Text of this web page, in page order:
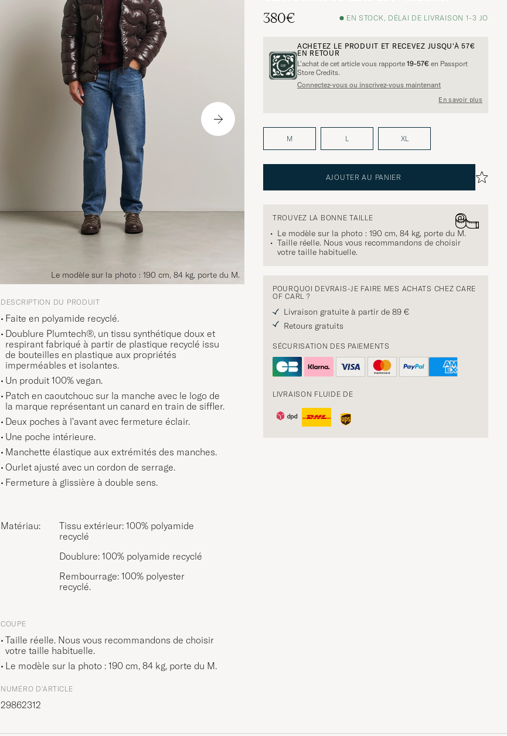
Le modèle sur la photo : 190 cm, 84 kg, porte du M.
380€
EN STOCK, DÉLAI DE LIVRAISON 1-3 JO
ACHETEZ LE PRODUIT ET RECEVEZ JUSQU'À57€
EN RETOUR
L’achat de cet article vous rapporte 19-57€ en Passport
Store Credits.
Connectez-vous ou inscrivez-vous maintenant
En savoir plus
M L XL
AJOUTER AU PANIER
TROUVEZ LA BONNE TAILLE
Le modèle sur la photo : 190 cm, 84 kg, porte du M.
Taille réelle. Nous vous recommandons de choisir
votre taille habituelle.
POURQUOI DEVRAIS-JE FAIRE MES ACHATS CHEZ CARE
OF CARL ?
Livraison gratuite à partir de 89 €
Retours gratuits
SÉCURISATION DES PAIEMENTS
LIVRAISON FLUIDE DE
DESCRIPTION DU PRODUIT
Faite en polyamide recyclé.
Doublure Plumtech®, un tissu synthétique doux et
respirant fabriqué à partir de plastique recyclé issu
de bouteilles en plastique aux propriétés
imperméables et isolantes.
Un produit 100% vegan.
Patch en caoutchouc sur la manche avec le logo de
la marque représentant un canard en train de siffler.
Deux poches à l'avant avec fermeture éclair.
Une poche intérieure.
Manchette élastique aux extrémités des manches.
Ourlet ajusté avec un cordon de serrage.
Fermeture à glissière à double sens.
Matériau:
Tissu extérieur: 100% polyamide
recyclé
Doublure: 100% polyamide recyclé
Rembourrage: 100% polyester
recyclé.
COUPE
Taille réelle. Nous vous recommandons de choisir
votre taille habituelle.
Le modèle sur la photo : 190 cm, 84 kg, porte du M.
NUMÉRO D'ARTICLE
29862312